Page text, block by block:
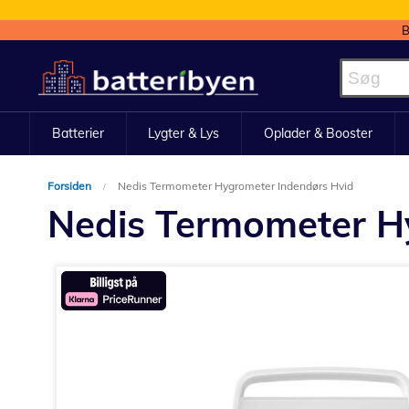
to
Content
Batterier Lygter & Lys Oplader & Booster
Forsiden Nedis Termometer Hygrometer Indendørs Hvid
Nedis Termometer
slutningen